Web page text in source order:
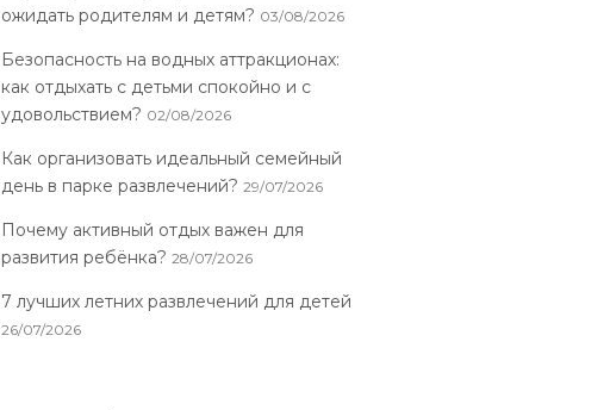
ожидать родителям и детям? 03/08/2026
Безопасность на водных аттракционах:
как отдыхать с детьми спокойно и с
удовольствием? 02/08/2026
Как организовать идеальный семейный
день в парке развлечений?29/07/2026
Почему активный отдых важен для
развития ребёнка?28/07/2026
7 лучших летних развлечений для детей
26/07/2026